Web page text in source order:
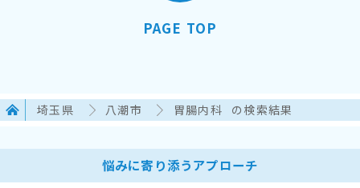
PAGE TOP
埼玉県 八潮市 胃腸内科 の検索結果
悩みに寄り添うアプローチ